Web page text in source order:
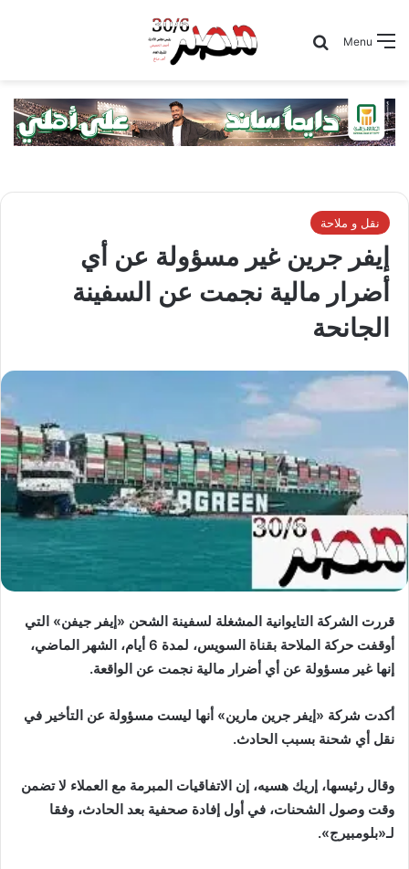
Menu
Search for
نقل و ملاحة
إيفر جرين غير مسؤولة عن أي
أضرار مالية نجمت عن السفينة
الجانحة
قررت الشركة التايوانية المشغلة لسفينة الشحن «إيفر جيفن» التي
أوقفت حركة الملاحة بقناة السويس، لمدة 6 أيام، الشهر الماضي،
إنها غير مسؤولة عن أي أضرار مالية نجمت عن الواقعة.
أكدت شركة «إيفر جرين مارين» أنها ليست مسؤولة عن التأخير في
نقل أي شحنة بسبب الحادث.
وقال رئيسها، إريك هسيه، إن الاتفاقيات المبرمة مع العملاء لا تضمن
وقت وصول الشحنات، في أول إفادة صحفية بعد الحادث، وفقا
لـ«بلومبيرج».